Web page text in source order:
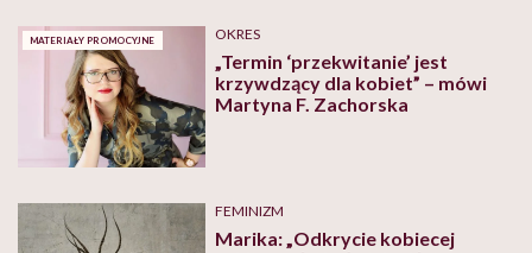
MATERIAŁY PROMOCYJNE OKRES
„Termin ‘przekwitanie’ jest
krzywdzący dla kobiet” – mówi
Martyna F. Zachorska
FEMINIZM
Marika: „Odkrycie kobiecej